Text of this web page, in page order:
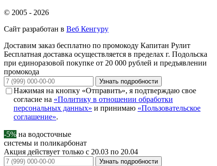
© 2005 - 2026
Сайт разработан в Веб Кенгуру
Доставим заказ бесплатно по промокоду Капитан Рулит
Бесплатная доставка осуществляется в пределах г. Подольска
при единоразовой покупке от 20 000 рублей и предъявлении
промокода
Узнать подробности
Нажимая на кнопку «Отправить», я подтверждаю свое
согласие на «Политику в отношении обработки
персональных данных» и принимаю «Пользовательское
соглашение».
-5% на водосточные
системы и поликарбонат
Акция действует только с 20.03 по 20.04
Узнать подробности